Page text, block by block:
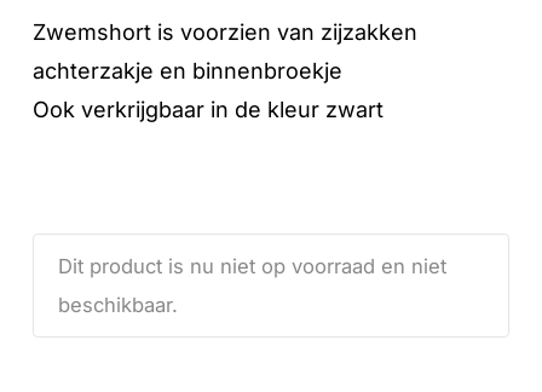
Zwemshort is voorzien van zijzakken
achterzakje en binnenbroekje
Ook verkrijgbaar in de kleur zwart
Dit product is nu niet op voorraad en niet
beschikbaar.